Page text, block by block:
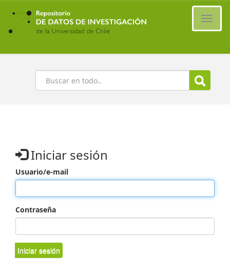
Ir
contenido
principal
Buscar
Iniciar sesión
Usuario/e-mail
Contraseña
Iniciar sesión